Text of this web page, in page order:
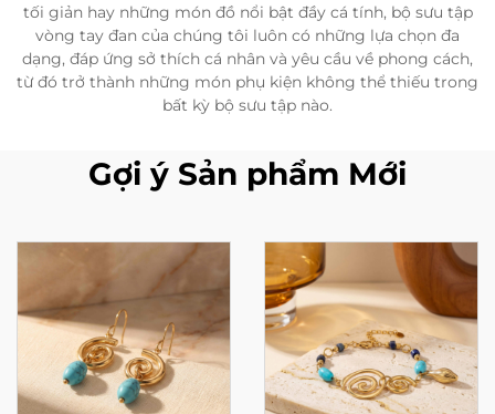
tối giản hay những món đồ nổi bật đầy cá tính, bộ sưu tập
vòng tay đan của chúng tôi luôn có những lựa chọn đa
dạng, đáp ứng sở thích cá nhân và yêu cầu về phong cách,
từ đó trở thành những món phụ kiện không thể thiếu trong
bất kỳ bộ sưu tập nào.
Gợi ý Sản phẩm Mới